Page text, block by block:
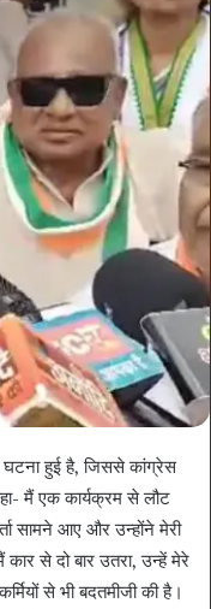
घटना हुई है, जिससे कांग्रेस
मैं एक कार्यक्रम से लौट
सामने आए और उन्होंने मेरी
से दो बार उतरा, उन्हें मेरे
से भी बदतमीजी की है।